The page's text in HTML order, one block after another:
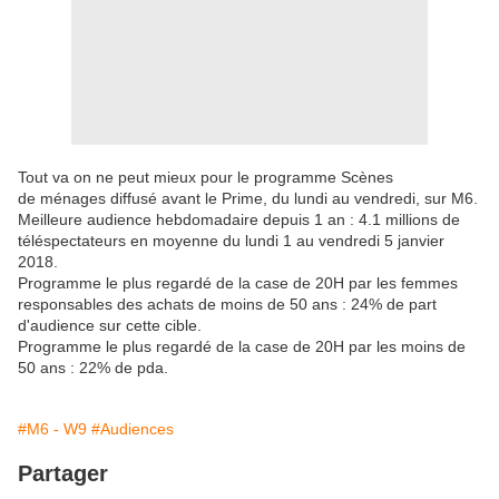
Tout va on ne peut mieux pour le programme Scènes
de ménages diffusé avant le Prime, du lundi au vendredi, sur M6.
Meilleure audience hebdomadaire depuis 1 an : 4.1 millions de
téléspectateurs en moyenne du lundi 1 au vendredi 5 janvier
2018.
Programme le plus regardé de la case de 20H par les femmes
responsables des achats de moins de 50 ans : 24% de part
d'audience sur cette cible.
Programme le plus regardé de la case de 20H par les moins de
50 ans : 22% de pda.
#M6 - W9 #Audiences
Partager